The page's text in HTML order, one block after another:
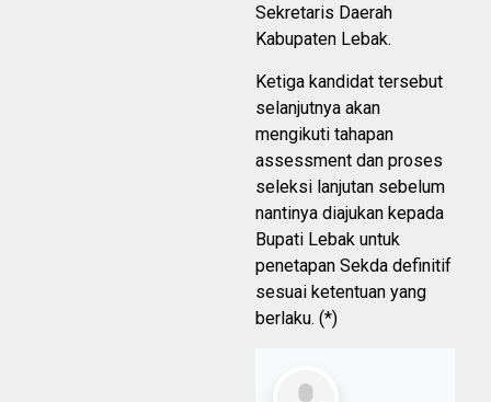
Sekretaris Daerah
Kabupaten Lebak.
Ketiga kandidat tersebut
selanjutnya akan
mengikuti tahapan
assessment dan proses
seleksi lanjutan sebelum
nantinya diajukan kepada
Bupati Lebak untuk
penetapan Sekda definitif
sesuai ketentuan yang
berlaku. (*)